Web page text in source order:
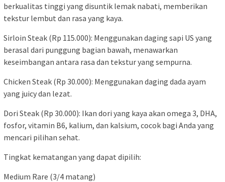
berkualitas tinggi yang disuntik lemak nabati, memberikan
tekstur lembut dan rasa yang kaya.
Sirloin Steak (Rp 115.000): Menggunakan daging sapi US yang
berasal dari punggung bagian bawah, menawarkan
keseimbangan antara rasa dan tekstur yang sempurna.
Chicken Steak (Rp 30.000): Menggunakan daging dada ayam
yang juicy dan lezat.
Dori Steak (Rp 30.000): Ikan dori yang kaya akan omega 3, DHA,
fosfor, vitamin B6, kalium, dan kalsium, cocok bagi Anda yang
mencari pilihan sehat.
Tingkat kematangan yang dapat dipilih:
Medium Rare (3/4 matang)